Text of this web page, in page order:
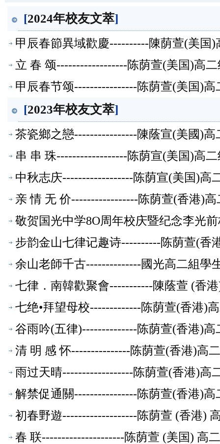
[2024年校友文萃]
甲辰春節異域歡慶----------陳荫萱(美国
立 春 颂------------------陈荫萱(美国)高
甲辰春节颂----------------陈荫萱(美国)高
[2023年校友文萃]
茶瓷鄉之戀----------------陳蔭宣(美國)高
串 串 珠------------------陈荫宣(美国)高
中秋志庆------------------陈荫宣(美国)高
亲 情 无 价-----------------陈荫萱(香港)
敬贺国光中学8O周年校庆暨纪念李光
文萃】
步韵金山七律记趣诗----------陈荫萱(香
余山老師千古--------------國光高二組學
七律．南韓歡聚會-----------陳蔭萱 (香
七绝•拜望母校-------------陈荫萱(香港)
谷雨吟(五律)--------------陈荫萱(香港)高
清 明 感 怀---------------陈荫萱(香港)高
雨过天晴------------------陈荫萱(香港)高
解禁促通關----------------陈荫萱(香港)高
初春野遊-------------------陈荫萱 (香港)
春 联---------------------陈荫萱 (美国) 高